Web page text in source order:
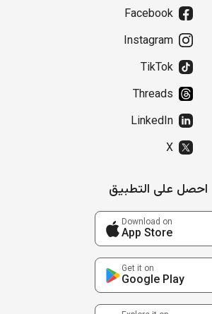
Facebook
Instagram
TikTok
Threads
LinkedIn
X
احصل على التطبيق
Download on
App Store
Get it on
Google Play